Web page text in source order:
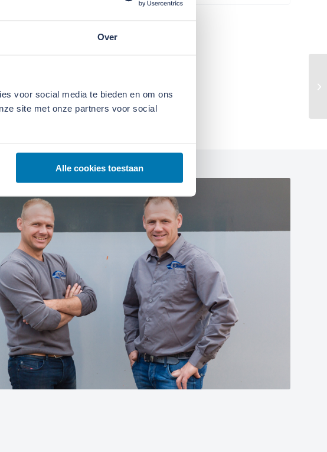
Over
voor social media te bieden en om ons
site met onze partners voor social
Alle cookies toestaan